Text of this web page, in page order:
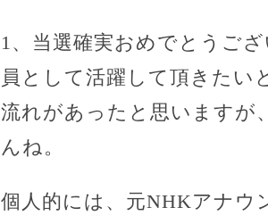
1、当選確実おめでとうご
員として活躍して頂きたい
流れがあったと思いますが
んね。
個人的には、元NHKアナウ